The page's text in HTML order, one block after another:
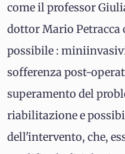
come il professor
dottor Mario Petracca
possibile :
sofferenza post-
superamento del
riabilitazione e
dell'intervento, che,